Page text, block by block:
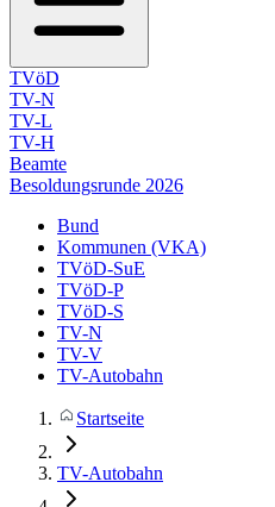
TVöD
TV-N
TV-L
TV-H
Beamte
Besoldungsrunde 2026
Bund
Kommunen (VKA)
TVöD-SuE
TVöD-P
TVöD-S
TV-N
TV-V
TV-Autobahn
Startseite
TV-Autobahn